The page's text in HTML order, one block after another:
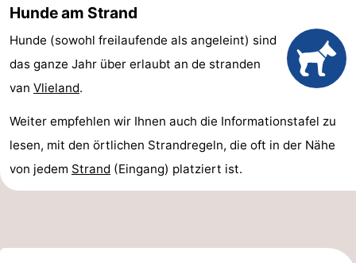
Sehen
&
-
Denkmäler
-
Hunde am Strand
Hunde (sowohl freilaufende als angeleint) sind
das ganze Jahr über erlaubt an de stranden
van Vlieland.
Weiter empfehlen wir Ihnen auch die Informationstafel zu
lesen, mit den örtlichen Strandregeln, die oft in der Nähe
von jedem Strand (Eingang) platziert ist.